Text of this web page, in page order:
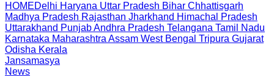
HOMEDelhi Haryana Uttar Pradesh Bihar Chhattisgarh
Madhya Pradesh Rajasthan Jharkhand Himachal Pradesh
Uttarakhand PunjabAndhra Pradesh Telangana Tamil Nadu
Karnataka Maharashtra Assam West Bengal Tripura Gujarat
Odisha Kerala
Jansamasya
News